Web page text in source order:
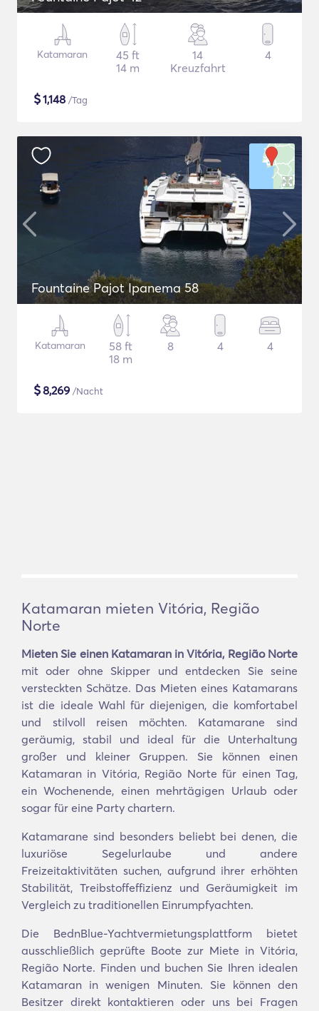
Katamaran
45 ft
14 m
14
Kreuzfahrt
4
$1,148 /Tag
Fountaine Pajot Ipanema 58
Katamaran
58 ft
18 m
8 4 4
$8,269 /Nacht
Katamaran mieten Vitória, Região
Norte
Mieten Sie einen Katamaran in Vitória, Região Norte
mit oder ohne Skipper und entdecken Sie seine
versteckten Schätze. Das Mieten eines Katamarans
ist die ideale Wahl für diejenigen, die komfortabel
und stilvoll reisen möchten. Katamarane sind
geräumig, stabil und ideal für die Unterhaltung
großer und kleiner Gruppen. Sie können einen
Katamaran in Vitória, Região Norte für einen Tag,
ein Wochenende, einen mehrtägigen Urlaub oder
sogar für eine Party chartern.
Katamarane sind besonders beliebt bei denen, die
luxuriöse Segelurlaube und andere
Freizeitaktivitäten suchen, aufgrund ihrer erhöhten
Stabilität, Treibstoffeffizienz und Geräumigkeit im
Vergleich zu traditionellen Einrumpfyachten.
Die BednBlue-Yachtvermietungsplattform bietet
ausschließlich geprüfte Boote zur Miete in Vitória,
Região Norte. Finden und buchen Sie Ihren idealen
Katamaran in wenigen Minuten. Sie können den
Besitzer direkt kontaktieren oder uns bei Fragen